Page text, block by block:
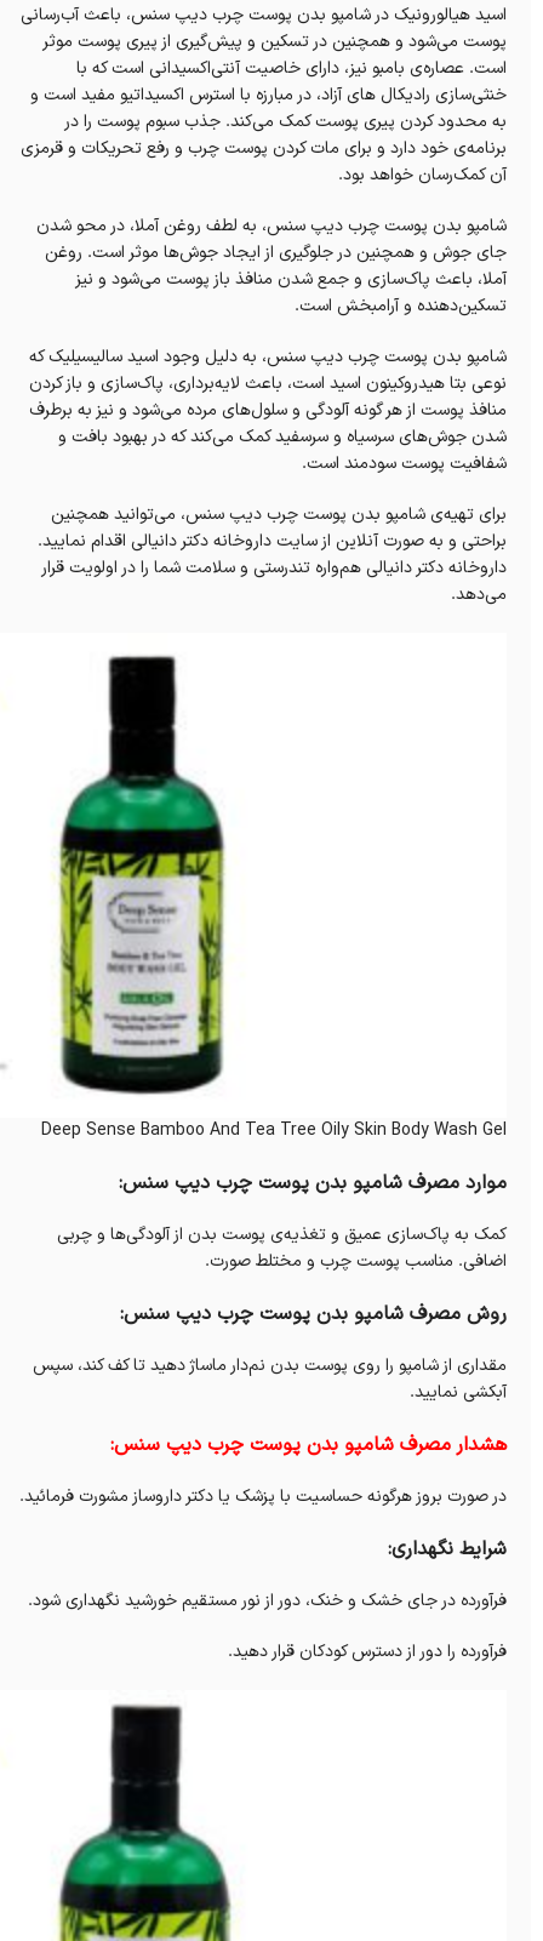
اسید هیالورونیک در شامپو بدن پوست چرب دیپ سنس، باعث‌ آب‌رسانی
پوست می‌شود و همچنین در تسکین و پیش‌گیری‌ از پیری پوست موثر
است. عصاره‌ی بامبو نیز، دارای خاصیت آنتی‌اکسیدانی است که با
خنثی‌سازی رادیکال های آزاد، در مبارزه با استرس اکسیداتیو مفید است و
به محدود کردن پیری پوست کمک می‌کند. جذب سبوم پوست را در
برنامه‌ی خود دارد و برای مات کردن پوست چرب و رفع تحریکات و قرمزی
آن کمک‌رسان خواهد بود.
شامپو بدن پوست چرب دیپ سنس، به لطف روغن آملا، در محو شدن
جای جوش و همچنین در جلوگیری از ایجاد جوش‌ها موثر است. روغن
آملا، باعث‌ پاک‌سازی و جمع شدن منافذ باز پوست می‌شود و نیز
تسکین‌دهنده و آرامبخش است.
شامپو بدن پوست چرب دیپ سنس، به دلیل وجود اسید سالیسیلیک که
نوعی بتا هیدروکینون اسید است، باعث‌ لایه‌برداری، پاک‌سازی‌ و باز کردن
منافذ پوست از هر گونه آلودگی و سلول‌های مرده می‌شود و نیز به برطرف
شدن جوش‌های سرسیاه و سرسفید کمک می‌کند که در بهبود بافت و
شفافیت پوست سودمند است.
برای تهیه‌ی شامپو بدن پوست چرب دیپ سنس، می‌توانید همچنین
براحتی و به صورت آنلاین از سایت داروخانه‌ دکتر دانیالی اقدام نمایید.
داروخانه‌ دکتر دانیالی هم‌واره تندرستی و سلامت شما را در اولویت قرار
می‌دهد.
Deep Sense Bamboo And Tea Tree Oily Skin Body Wash Gel
موارد مصرف شامپو بدن پوست چرب دیپ سنس:
کمک به پاک‌سازی عمیق و تغذیه‌ی پوست بدن از آلودگی‌ها و چربی
اضافی. مناسب پوست چرب و مختلط صورت.
روش مصرف شامپو بدن پوست چرب دیپ سنس:
مقداری از شامپو را روی پوست بدن نم‌دار ماساژ دهید تا کف کند، سپس
آبکشی نمایید.
هشدار مصرف شامپو بدن پوست چرب دیپ سنس:
در صورت بروز هرگونه حساسیت با پزشک یا دکتر داروساز مشورت فرمائید.
شرایط نگهداری:
فرآورده در جای خشک و خنک، دور از نور مستقیم خورشید نگهداری شود.
فرآورده را دور از دسترس کودکان قرار دهید.